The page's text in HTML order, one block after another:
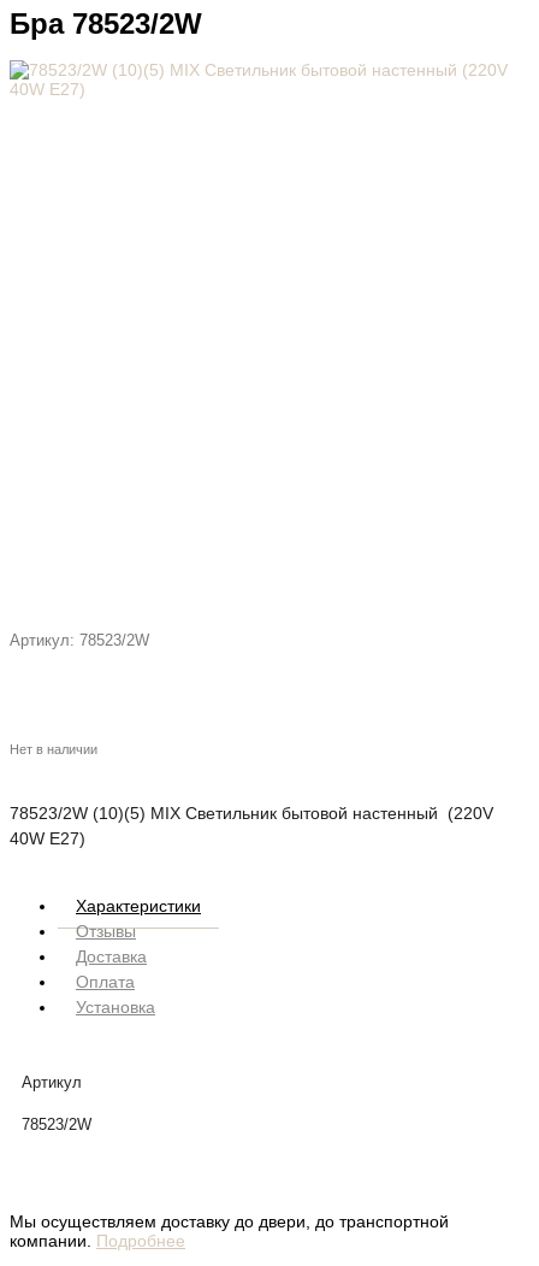
Бра 78523/2W
Артикул: 78523/2W
Нет в наличии
78523/2W (10)(5) MIX Светильник бытовой настенный (220V
40W E27)
Характеристики
Отзывы
Доставка
Оплата
Установка
Артикул
78523/2W
Мы осуществляем доставку до двери, до транспортной
компании. Подробнее